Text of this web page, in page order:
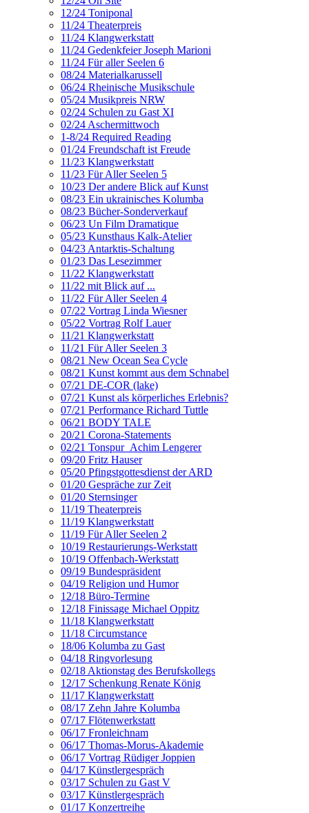
12/24 Toniponal
11/24 Theaterpreis
11/24 Klangwerkstatt
11/24 Gedenkfeier Joseph Marioni
11/24 Für aller Seelen 6
08/24 Materialkarussell
06/24 Rheinische Musikschule
05/24 Musikpreis NRW
02/24 Schulen zu Gast XI
02/24 Aschermittwoch
1-8/24 Required Reading
01/24 Freundschaft ist Freude
11/23 Klangwerkstatt
11/23 Für Aller Seelen 5
10/23 Der andere Blick auf Kunst
08/23 Ein ukrainisches Kolumba
08/23 Bücher-Sonderverkauf
06/23 Un Film Dramatique
05/23 Kunsthaus Kalk-Atelier
04/23 Antarktis-Schaltung
01/23 Das Lesezimmer
11/22 Klangwerkstatt
11/22 mit Blick auf ...
11/22 Für Aller Seelen 4
07/22 Vortrag Linda Wiesner
05/22 Vortrag Rolf Lauer
11/21 Klangwerkstatt
11/21 Für Aller Seelen 3
08/21 New Ocean Sea Cycle
08/21 Kunst kommt aus dem Schnabel
07/21 DE-COR (lake)
07/21 Kunst als körperliches Erlebnis?
07/21 Performance Richard Tuttle
06/21 BODY TALE
20/21 Corona-Statements
02/21 Tonspur_Achim Lengerer
09/20 Fritz Hauser
05/20 Pfingstgottesdienst der ARD
01/20 Gespräche zur Zeit
01/20 Sternsinger
11/19 Theaterpreis
11/19 Klangwerkstatt
11/19 Für Aller Seelen 2
10/19 Restaurierungs-Werkstatt
10/19 Offenbach-Werkstatt
09/19 Bundespräsident
04/19 Religion und Humor
12/18 Büro-Termine
12/18 Finissage Michael Oppitz
11/18 Klangwerkstatt
11/18 Circumstance
18/06 Kolumba zu Gast
04/18 Ringvorlesung
02/18 Aktionstag des Berufskollegs
12/17 Schenkung Renate König
11/17 Klangwerkstatt
08/17 Zehn Jahre Kolumba
07/17 Flötenwerkstatt
06/17 Fronleichnam
06/17 Thomas-Morus-Akademie
06/17 Vortrag Rüdiger Joppien
04/17 Künstlergespräch
03/17 Schulen zu Gast V
03/17 Künstlergespräch
01/17 Konzertreihe